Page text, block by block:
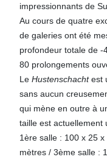
impressionnants de
Au cours de quatre
de galeries ont été
profondeur totale de -
80 prolongements
Le Hustenschachtest
sans aucun
qui mène en outre à
taille est actuellement
1ère salle : 100 x 25
mètres / 3ème salle :